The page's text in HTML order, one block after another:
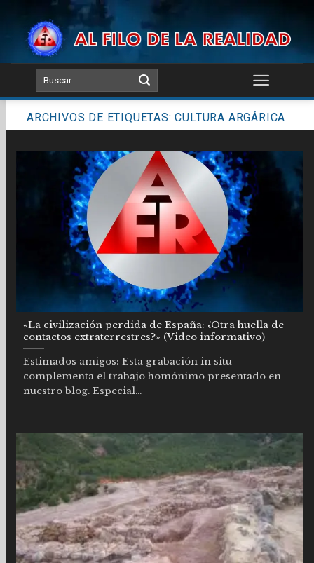
content
ARCHIVOS DE ETIQUETAS:CULTURA ARGÁRICA
«La civilización perdida de España: ¿Otra huella de
contactos extraterrestres?» (Video informativo)
Estimados amigos: Esta grabación in situ
complementa el trabajo homónimo presentado en
nuestro blog. Especial...